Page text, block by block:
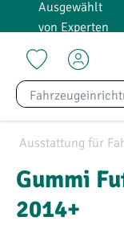
springen
Ausgewählt
von Experten
Ausstattung für
Gummi
2014+